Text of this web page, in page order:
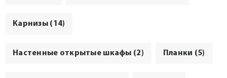
Карнизы (14)
Настенные открытые шкафы (2) Планки (5)